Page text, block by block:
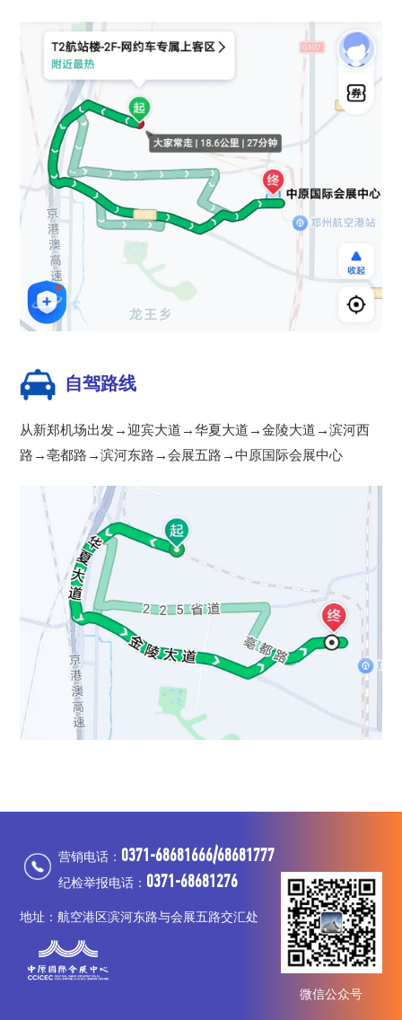
自驾路线
从新郑机场出发→迎宾大道→华夏大道→金陵大道→滨河西
路→亳都路→滨河东路→会展五路→中原国际会展中心
营销电话： 0371-68681666/68681777
纪检举报电话： 0371-68681276
地址：航空港区滨河东路与会展五路交汇处
微信公众号